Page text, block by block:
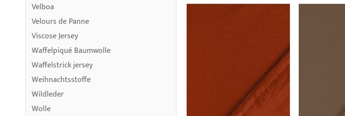
Velboa
Velours de Panne
Viscose Jersey
Waffelpiqué Baumwolle
Waffelstrick jersey
Weihnachtsstoffe
Wildleder
Wolle